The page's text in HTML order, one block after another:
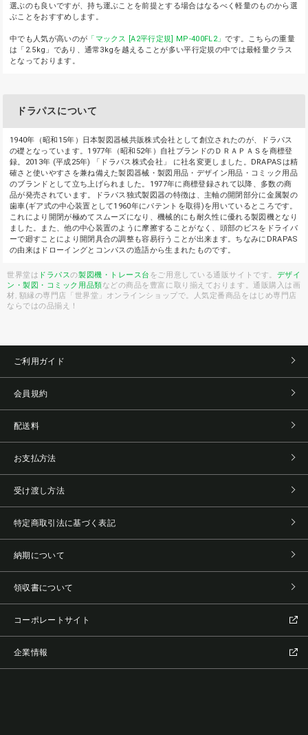
選ぶのも良いですが、持ち運ぶことを前提とする場合はなるべく軽量のものから選
ぶことをおすすめします。
中でも人気が高いのが 「マックス [A2平行定規] MP-400FL2」です。こちらの重量
は「2.5kg」であり、通常3kgを越えることが多い平行定規の中では最軽量クラス
となっております。
ドラパスについて
1940年（昭和15年）日本製図器械共販株式会社として創立されたのが、ドラパス
の礎となっています。1977年（昭和52年）自社ブランドのＤＲＡＰＡＳを商標登
録。2013年 (平成25年) 「ドラパス株式会社」 に社名変更しました。DRAPASは精
確さと使いやすさを兼ね備えた製図器械・製図用品・デザイン用品・コミック用品
のブランドとして立ち上げられました。1977年に商標登録されて以降、多数の商
品が発売されています。ドラパス独式製図器の特徴は、主軸の開閉部分に金属製の
歯車(ギア式の中心装置として1960年にパテントを取得)を用いているところです。
これにより開閉が極めてスムーズになり、機械的にも耐久性に優れる製図機となり
ました。また、他の中心装置のように摩擦することがなく、頭部のビスをドライバ
ーで廻すことにより開閉具合の調整も容易行うことが出来ます。ちなみにDRAPAS
の由来はドローイングとコンパスの造語から生まれたものです。
世界堂は ドラパスの製図機・トレース台 をご用意している通販サイトです。 デザイ
ン・製図・コミック用品類などの商品を豊富に取り揃えております。通販購入は画
材, 額縁の専門店「世界堂」オンラインショップで。人気定番商品をはじめ専門店
ならではの品揃え！
ご利用ガイド
会員規約
配送料
お支払方法
受け渡し方法
特定商取引法に基づく表記
納期について
領収書について
コーポレートサイト
企業情報